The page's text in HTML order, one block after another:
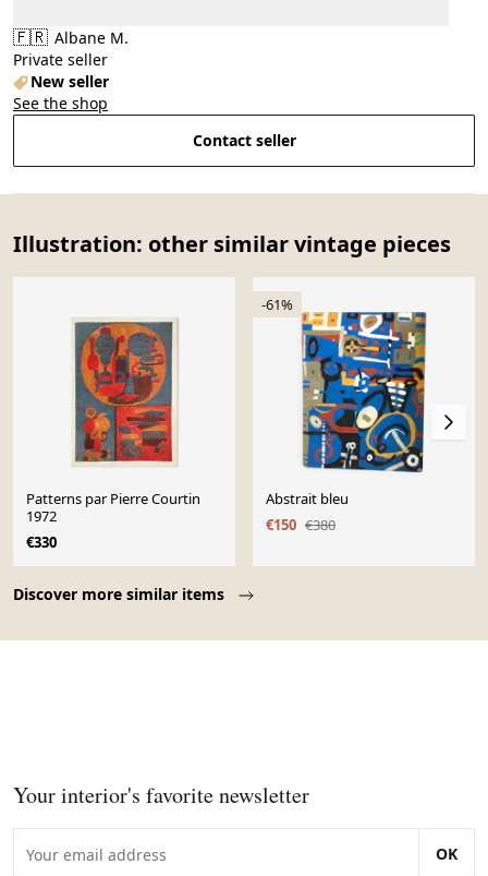
🇫🇷 Albane M.
Private seller
New seller
See the shop
Contact seller
Illustration: other similar vintage pieces
Discover more similar items
Patterns par Pierre Courtin
1972
€330
-61%
Abstrait bleu
€150 €380
Your interior's favorite newsletter
OK